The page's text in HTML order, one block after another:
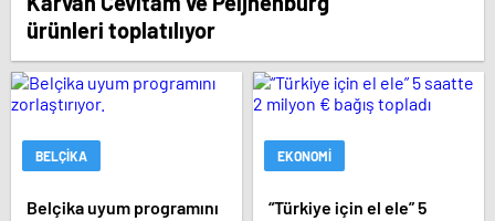
ürünleri toplatılıyor
BELÇIKA
Belçika uyum programını
EKONOMI
“Türkiye için el ele” 5